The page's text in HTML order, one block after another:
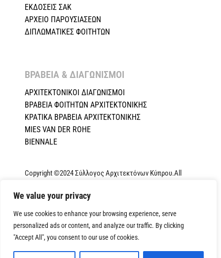
We value your privacy
We use cookies to enhance your browsing experience, serve
personalized ads or content, and analyze our traffic. By clicking
"Accept All", you consent to our use of cookies.
ΕΚΔΟΣΕΙΣ ΣΑΚ
ΑΡΧΕΙΟ ΠΑΡΟΥΣΙΑΣΕΩΝ
ΔΙΠΛΩΜΑΤΙΚΕΣ ΦΟΙΤΗΤΩΝ
ΒΡΑΒΕΙΑ & ΔΙΑΓΩΝΙΣΜΟΙ ​
ΑΡΧΙΤΕΚΤΟΝΙΚΟΙ ΔΙΑΓΩΝΙΣΜΟΙ
ΒΡΑΒΕΙΑ ΦΟΙΤΗΤΩΝ ΑΡΧΙΤΕΚΤΟΝΙΚΗΣ
ΚΡΑΤΙΚΑ ΒΡΑΒΕΙΑ ΑΡΧΙΤΕΚΤΟΝΙΚΗΣ
MIES VAN DER ROHE
BIENNALE
Copyright ©2024 Σύλλογος Αρχιτεκτόνων Κύπρου.All
Privacy Policy